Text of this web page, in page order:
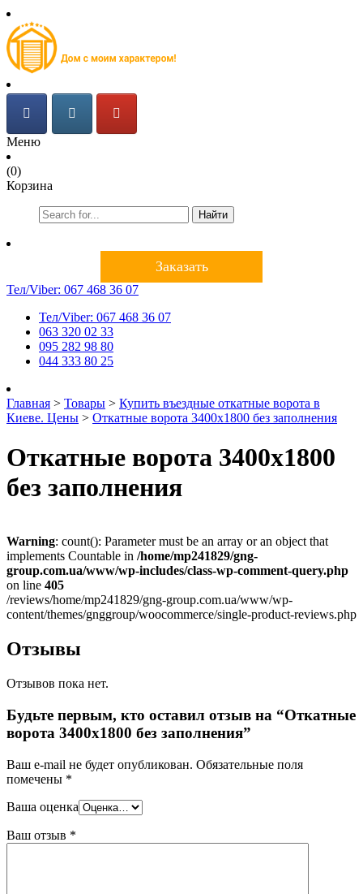
Меню
(0)
Корзина
Найти
Заказать
Тел/Viber: 067 468 36 07
Тел/Viber: 067 468 36 07
063 320 02 33
095 282 98 80
044 333 80 25
Главная > Товары > Купить въездные откатные ворота в
Киеве. Цены > Откатные ворота 3400х1800 без заполнения
Откатные ворота 3400х1800
без заполнения
Warning: count(): Parameter must be an array or an object that
implements Countable in /home/mp241829/gng-
group.com.ua/www/wp-includes/class-wp-comment-query.php
on line 405
/reviews/home/mp241829/gng-group.com.ua/www/wp-
content/themes/gnggroup/woocommerce/single-product-reviews.php
Отзывы
Отзывов пока нет.
Будьте первым, кто оставил отзыв на “Откатные
ворота 3400х1800 без заполнения”
Ваш e-mail не будет опубликован. Обязательные поля
помечены *
Ваша оценка
Ваш отзыв *